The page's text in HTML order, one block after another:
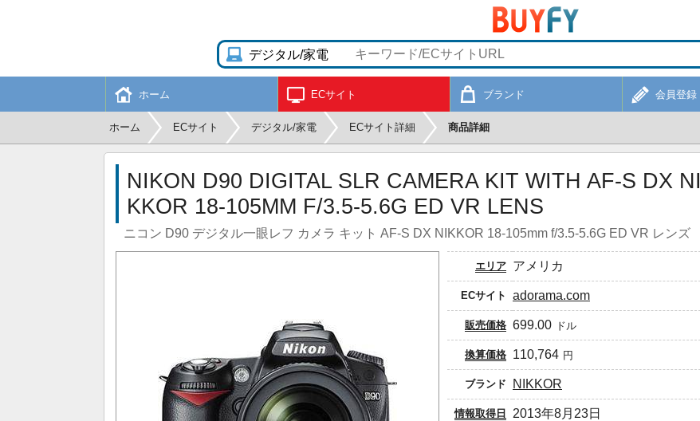
ホーム ECサイト ブランド 会員登録
ホーム ECサイト デジタル/家電 ECサイト詳細 商品詳細
NIKON D90 DIGITAL SLR CAMERA KIT WITH AF-S DX NI
KKOR 18-105MM F/3.5-5.6G ED VR LENS
ニコン D90 デジタル一眼レフ カメラ キット AF-S DX NIKKOR 18-105mm f/3.5-5.6G ED VR レンズ
エリア アメリカ
ECサイト adorama.com
販売価格 699.00 ドル
換算価格 110,764 円
ブランド NIKKOR
情報取得日 2013年8月23日